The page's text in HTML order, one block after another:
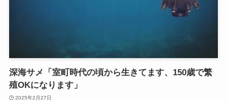
深海サメ「室町時代の頃から生きてます、150歳で繁
殖OKになります」
2025年2月27日